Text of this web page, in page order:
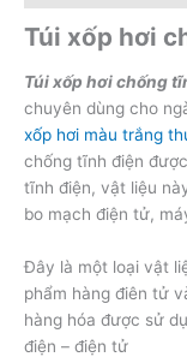
Túi xốp hơi
Túi xốp hơi chống
chuyên dùng cho
xốp hơi màu trắng
chống tĩnh điện
tĩnh điện, vật liệu
bo mạch điện tử,
Đây là một loại vật
phẩm hàng điên tử
hàng hóa được sử
điện – điện tử